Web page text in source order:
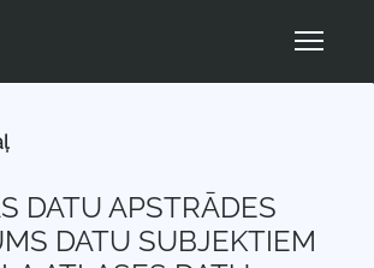
DATU APSTRĀDES
DATU SUBJEKTIEM